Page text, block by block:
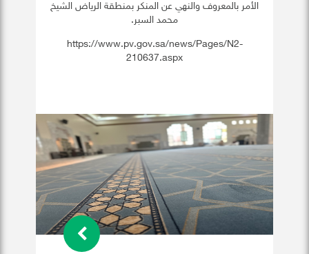
الأمر بالمعروف والنهي عن المنكر بمنطقة الرياض الشيخ
محمد السبر.
https://www.pv.gov.sa/news/Pages/N2-
210637.aspx